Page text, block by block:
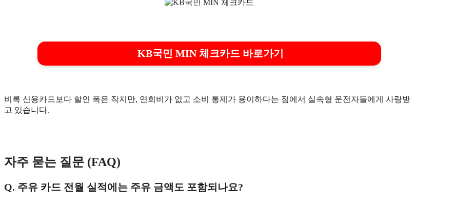
KB국민 MIN 체크카드 바로가기
비록 신용카드보다 할인 폭은 작지만, 연회비가 없고 소비 통제가 용이하다는 점에서 실속형 운전자들에게 사랑받
고 있습니다.
자주 묻는 질문 (FAQ)
Q. 주유 카드 전월 실적에는 주유 금액도 포함되나요?